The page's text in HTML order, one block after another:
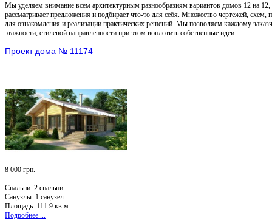
Мы уделяем внимание всем архитектурным разнообразиям вариантов домов 12 на
рассматривает предложения и подбирает что-то для себя. Множество чертежей, схем,
для ознакомления и реализации практических решений. Мы позволяем каждому
этажности, стилевой направленности при этом воплотить собственные идеи.
Проект дома № 11174
8 000 грн.
Спальни: 2 спальни
Санузлы: 1 санузел
Площадь: 111.9 кв.м.
Подробнее ...